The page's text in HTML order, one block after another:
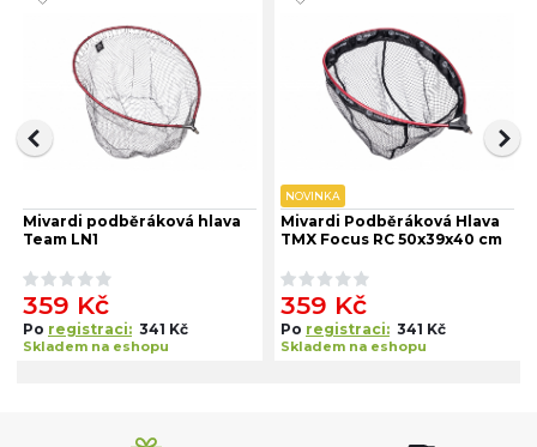
Mivardi podběráková hlava
Team LN1
359 Kč
Po registraci: 341 Kč
Skladem na eshopu
NOVINKA
Mivardi Podběráková Hlava
TMX Focus RC 50x39x40 cm
359 Kč
Po registraci: 341 Kč
Skladem na eshopu